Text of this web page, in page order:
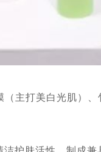
主打美白光肌）